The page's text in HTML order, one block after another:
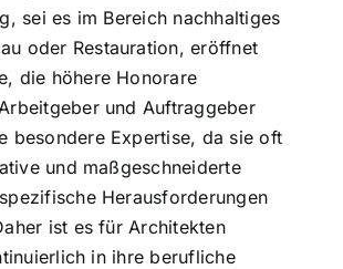
sei es im Bereich nachhaltiges
oder Restauration, eröffnet
die höhere Honorare
und Auftraggeber
besondere Expertise, da sie oft
und maßgeschneiderte
Herausforderungen
ist es für Architekten
in ihre berufliche